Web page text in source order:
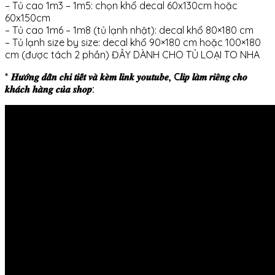
– Tủ cao 1m3 – 1m5: chọn khổ decal 60x130cm hoặc
60x150cm
– Tủ cao 1m6 – 1m8 (tủ lạnh nhật): decal khổ 80×180 cm
– Tủ lạnh size by size: decal khổ 90×180 cm hoặc 100×180
cm (được tách 2 phần) ĐÂY DÀNH CHO TỦ LOẠI TO NHA
* 𝑯𝒖̛𝒐̛́𝒏𝒈 𝒅𝒂̂̃𝒏 𝒄𝒉𝒊 𝒕𝒊𝒆̂́𝒕 𝒗𝒂̀ 𝒌𝒆̀𝒎 𝒍𝒊𝒏𝒌 𝒚𝒐𝒖𝒕𝒖𝒃𝒆, C𝒍𝒊𝒑 𝒍𝒂̀𝒎 𝒓𝒊𝒆̂𝒏𝒈 𝒄𝒉𝒐
𝒌𝒉𝒂́𝒄𝒉 𝒉𝒂̀𝒏𝒈 𝒄𝒖̉𝒂 𝒔𝒉𝒐𝒑: